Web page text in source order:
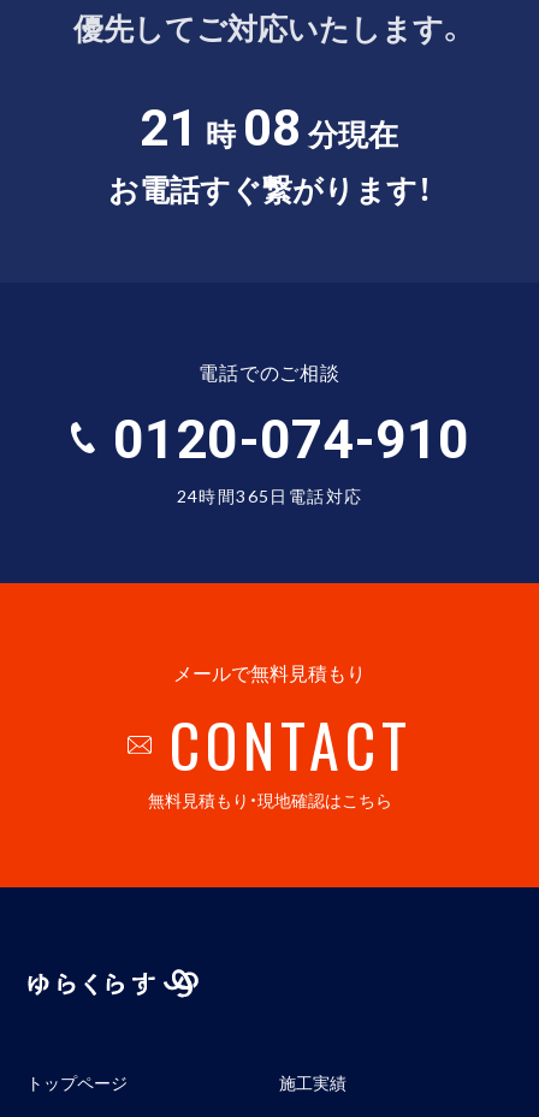
優先してご対応いたします。
21 時08 分現在
お電話すぐ繋がります！
電話でのご相談
0120-074-910
24時間365日電話対応
メールで無料見積もり
CONTACT
無料見積もり・現地確認はこちら
トップページ 施工実績